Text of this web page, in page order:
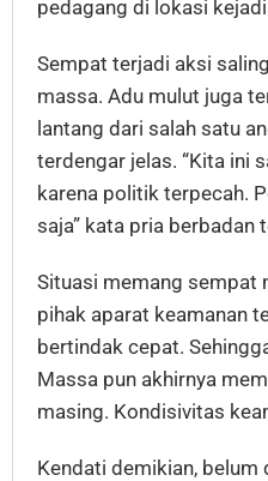
pedagang di lokasi
Sempat terjadi aksi
massa. Adu mulut juga
lantang dari salah satu
terdengar jelas. “Kita ini
karena politik terpecah.
saja” kata pria berbadan
Situasi memang sempat
pihak aparat keamanan
bertindak cepat.
Massa pun akhirnya
masing. Kondisivitas
Kendati demikian, belum